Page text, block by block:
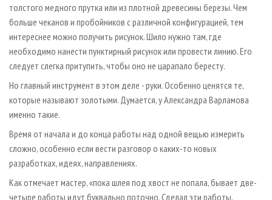
толстого медного прутка или из плотной древесины березы. Чем
больше чеканов и пробойников с различной конфигурацией, тем
интереснее можно получить рисунок. Шило нужно там, где
необходимо нанести пунктирный рисунок или провести линию. Его
следует слегка притупить, чтобы оно не царапало бересту.
Но главный инструмент в этом деле - руки. Особенно ценятся те,
которые называют золотыми. Думается, у Александра Варламова
именно такие.
Время от начала и до конца работы над одной вещью измерить
сложно, особенно если вести разговор о каких-то новых
разработках, идеях, направлениях.
Как отмечает мастер, «пока шлея под хвост не попала, бывает две-
четыре работы идут буквально поточно. Сделал эти работы,